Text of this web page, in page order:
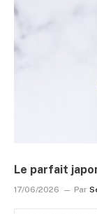
Le parfait
17/06/2026 Par